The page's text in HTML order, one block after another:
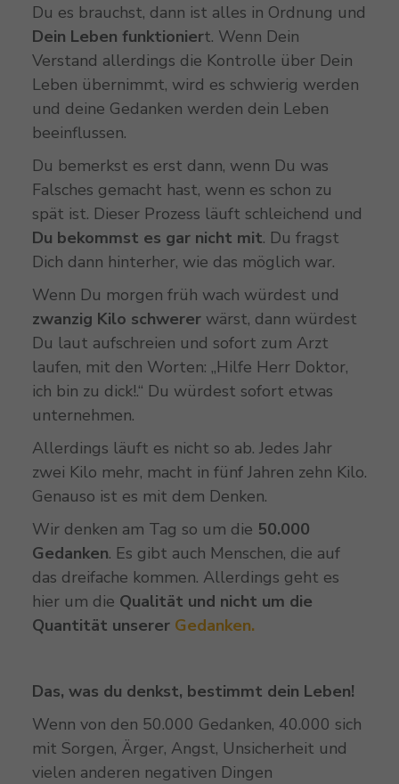
Du es brauchst, dann ist alles in Ordnung und
Dein Leben funktioniert. Wenn Dein
Verstand allerdings die Kontrolle über Dein
Leben übernimmt, wird es schwierig werden
und deine Gedanken werden dein Leben
beeinflussen.
Du bemerkst es erst dann, wenn Du was
Falsches gemacht hast, wenn es schon zu
spät ist. Dieser Prozess läuft schleichend und
Du bekommst es gar nicht mit. Du fragst
Dich dann hinterher, wie das möglich war.
Wenn Du morgen früh wach würdest und
zwanzig Kilo schwererwärst, dann würdest
Du laut aufschreien und sofort zum Arzt
laufen, mit den Worten: „Hilfe Herr Doktor,
ich bin zu dick!.“ Du würdest sofort etwas
unternehmen.
Allerdings läuft es nicht so ab. Jedes Jahr
zwei Kilo mehr, macht in fünf Jahren zehn Kilo.
Genauso ist es mit dem Denken.
Wir denken am Tag so um die 50.000
Gedanken. Es gibt auch Menschen, die auf
das dreifache kommen. Allerdings geht es
hier um die Qualität und nicht um die
Quantität unserer Gedanken.
Das, was du denkst, bestimmt dein Leben!
Wenn von den 50.000 Gedanken, 40.000 sich
mit Sorgen, Ärger, Angst, Unsicherheit und
vielen anderen negativen Dingen